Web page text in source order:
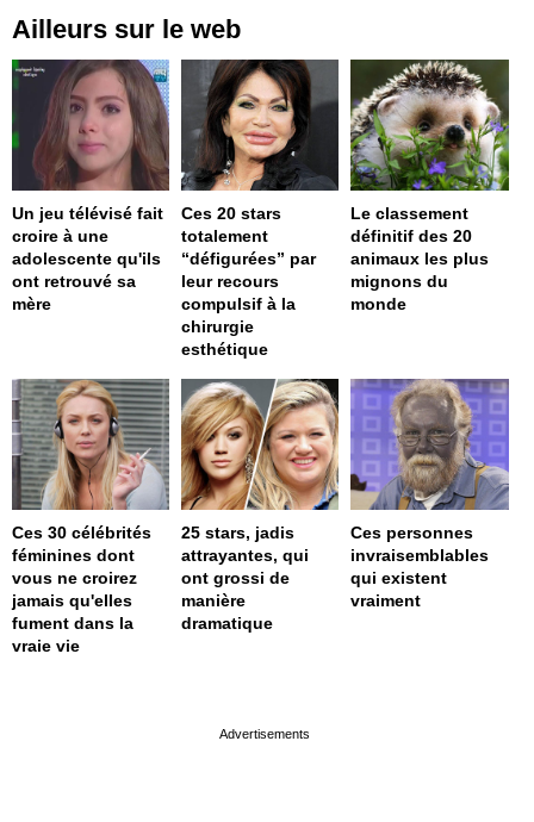
Ailleurs sur le web
Un jeu télévisé fait
croire à une
adolescente qu'ils
ont retrouvé sa
mère
Ces 20 stars
totalement
“défigurées” par
leur recours
compulsif à la
chirurgie
esthétique
Le classement
définitif des 20
animaux les plus
mignons du
monde
Ces 30 célébrités
féminines dont
vous ne croirez
jamais qu'elles
fument dans la
vraie vie
25 stars, jadis
attrayantes, qui
ont grossi de
manière
dramatique
Ces personnes
invraisemblables
qui existent
vraiment